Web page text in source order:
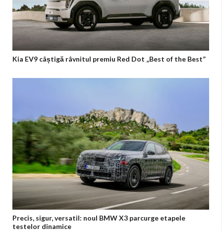
Kia EV9 câștigă râvnitul premiu Red Dot „Best of the Best”
Precis, sigur, versatil: noul BMW X3 parcurge etapele
testelor dinamice